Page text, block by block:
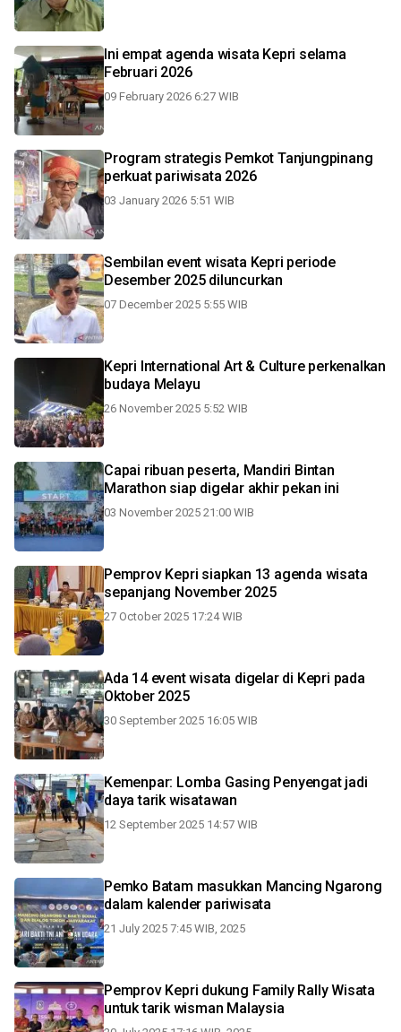
Ini empat agenda wisata Kepri selama
Februari 2026
09 February 2026 6:27 WIB
Program strategis Pemkot Tanjungpinang
perkuat pariwisata 2026
03 January 2026 5:51 WIB
Sembilan event wisata Kepri periode
Desember 2025 diluncurkan
07 December 2025 5:55 WIB
Kepri International Art & Culture perkenalkan
budaya Melayu
26 November 2025 5:52 WIB
Capai ribuan peserta, Mandiri Bintan
Marathon siap digelar akhir pekan ini
03 November 2025 21:00 WIB
Pemprov Kepri siapkan 13 agenda wisata
sepanjang November 2025
27 October 2025 17:24 WIB
Ada 14 event wisata digelar di Kepri pada
Oktober 2025
30 September 2025 16:05 WIB
Kemenpar: Lomba Gasing Penyengat jadi
daya tarik wisatawan
12 September 2025 14:57 WIB
Pemko Batam masukkan Mancing Ngarong
dalam kalender pariwisata
21 July 2025 7:45 WIB, 2025
Pemprov Kepri dukung Family Rally Wisata
untuk tarik wisman Malaysia